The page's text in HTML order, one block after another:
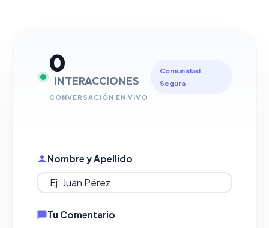
0
INTERACCIONES
CONVERSACIÓN EN VIVO
Comunidad
Segura
Nombre y Apellido
Tu Comentario